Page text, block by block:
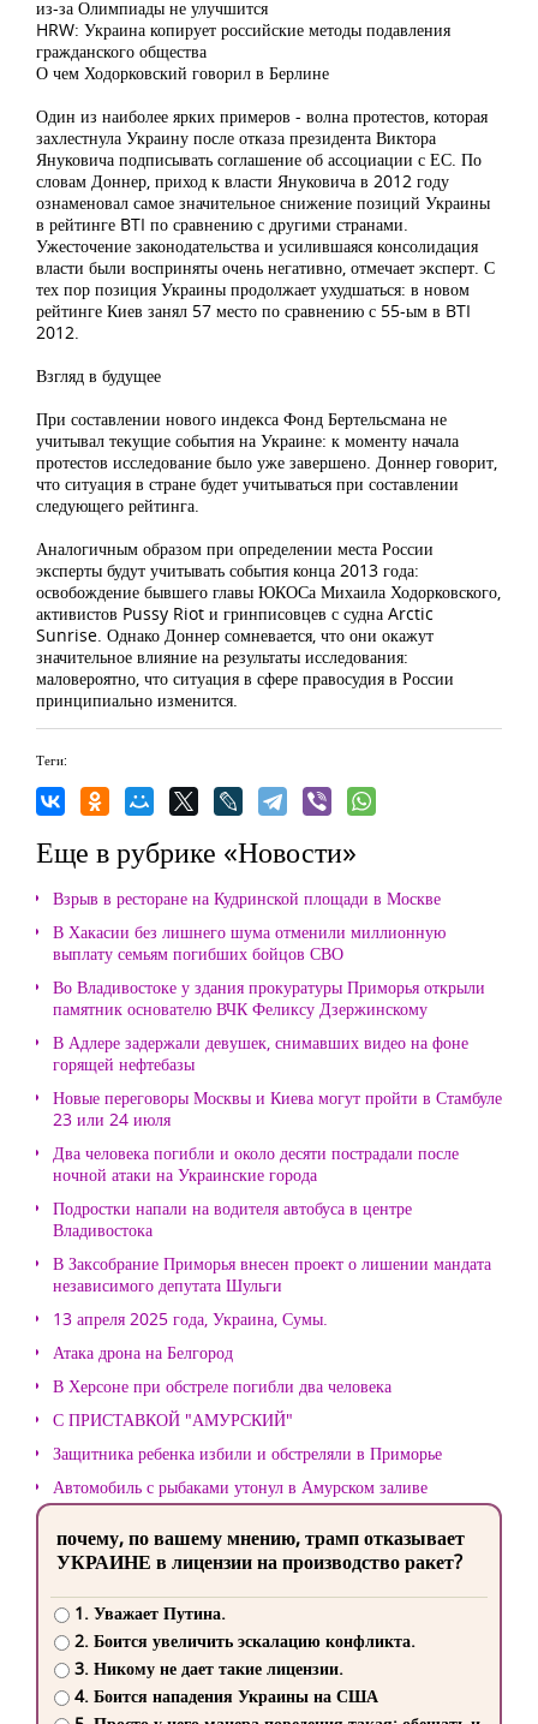
из-за Олимпиады не улучшится
HRW: Украина копирует российские методы подавления
гражданского общества
О чем Ходорковский говорил в Берлине
Один из наиболее ярких примеров - волна протестов, которая
захлестнула Украину после отказа президента Виктора
Януковича подписывать соглашение об ассоциации с ЕС. По
словам Доннер, приход к власти Януковича в 2012 году
ознаменовал самое значительное снижение позиций Украины
в рейтинге BTI по сравнению с другими странами.
Ужесточение законодательства и усилившаяся консолидация
власти были восприняты очень негативно, отмечает эксперт. С
тех пор позиция Украины продолжает ухудшаться: в новом
рейтинге Киев занял 57 место по сравнению с 55-ым в BTI
2012.
Взгляд в будущее
При составлении нового индекса Фонд Бертельсмана не
учитывал текущие события на Украине: к моменту начала
протестов исследование было уже завершено. Доннер говорит,
что ситуация в стране будет учитываться при составлении
следующего рейтинга.
Аналогичным образом при определении места России
эксперты будут учитывать события конца 2013 года:
освобождение бывшего главы ЮКОСа Михаила Ходорковского,
активистов Pussy Riot и гринписовцев с судна Arctic
Sunrise. Однако Доннер сомневается, что они окажут
значительное влияние на результаты исследования:
маловероятно, что ситуация в сфере правосудия в России
принципиально изменится.
Теги:
Еще в рубрике «Новости»
Взрыв в ресторане на Кудринской площади в Москве
В Хакасии без лишнего шума отменили миллионную
выплату семьям погибших бойцов СВО
Во Владивостоке у здания прокуратуры Приморья открыли
памятник основателю ВЧК Феликсу Дзержинскому
В Адлере задержали девушек, снимавших видео на фоне
горящей нефтебазы
Новые переговоры Москвы и Киева могут пройти в Стамбуле
23 или 24 июля
Два человека погибли и около десяти пострадали после
ночной атаки на Украинские города
Подростки напали на водителя автобуса в центре
Владивостока
В Заксобрание Приморья внесен проект о лишении мандата
независимого депутата Шульги
13 апреля 2025 года, Украина, Сумы.
Атака дрона на Белгород
В Херсоне при обстреле погибли два человека
С ПРИСТАВКОЙ "АМУРСКИЙ"
Защитника ребенка избили и обстреляли в Приморье
Автомобиль с рыбаками утонул в Амурском заливе
почему, по вашему мнению, трамп отказывает
УКРАИНЕ в лицензии на производство ракет?
1. Уважает Путина.
2. Боится увеличить эскалацию конфликта.
3. Никому не дает такие лицензии.
4. Боится нападения Украины на США